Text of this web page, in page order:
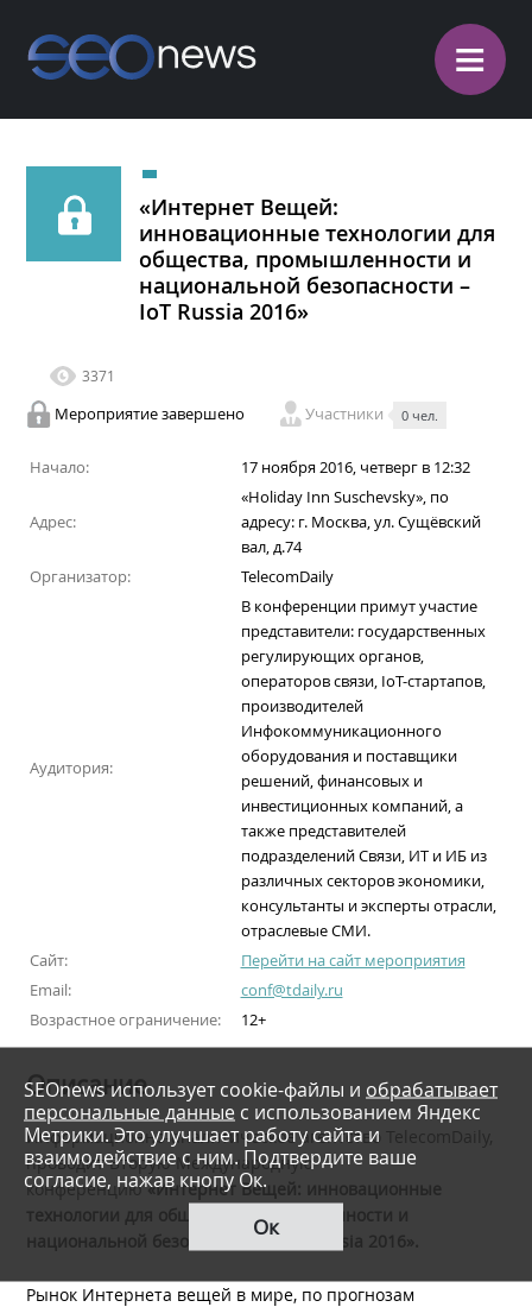
≡
«Интернет Вещей:
инновационные технологии для
общества, промышленности и
национальной безопасности –
IoT Russia 2016»
3371
Мероприятие завершено Участники 0 чел.
Начало: 17 ноября 2016, четверг в 12:32
Адрес:
«Holiday Inn Suschevsky», по
адресу: г. Москва, ул. Сущёвский
вал, д.74
Организатор:
TelecomDaily
Аудитория:
В конференции примут участие
представители: государственных
регулирующих органов,
операторов связи, IoT-стартапов,
производителей
Инфокоммуникационного
оборудования и поставщики
решений, финансовых и
инвестиционных компаний, а
также представителей
подразделений Связи, ИТ и ИБ из
различных секторов экономики,
консультанты и эксперты отрасли,
отраслевые СМИ.
Сайт:
Перейти на сайт мероприятия
Email:
conf@tdaily.ru
Возрастное ограничение:
12+
Описание
Информационно-аналитическое агентство TelecomDaily,
проводит Вторую Международную
конференцию«Интернет Вещей: инновационные
технологии для общества, промышленности и
национальной безопасности –
Russia 2016».
Рынок Интернета вещей в мире, по прогнозам
SEOnews использует cookie-файлы и обрабатывает
персональные данные с использованием Яндекс
Метрики. Это улучшает работу сайта и
взаимодействие с ним. Подтвердите ваше
согласие, нажав кнопу Ок.
Ок